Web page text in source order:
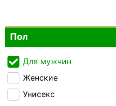
Semi Line
Пол
Для мужчин
Женские
Унисекс